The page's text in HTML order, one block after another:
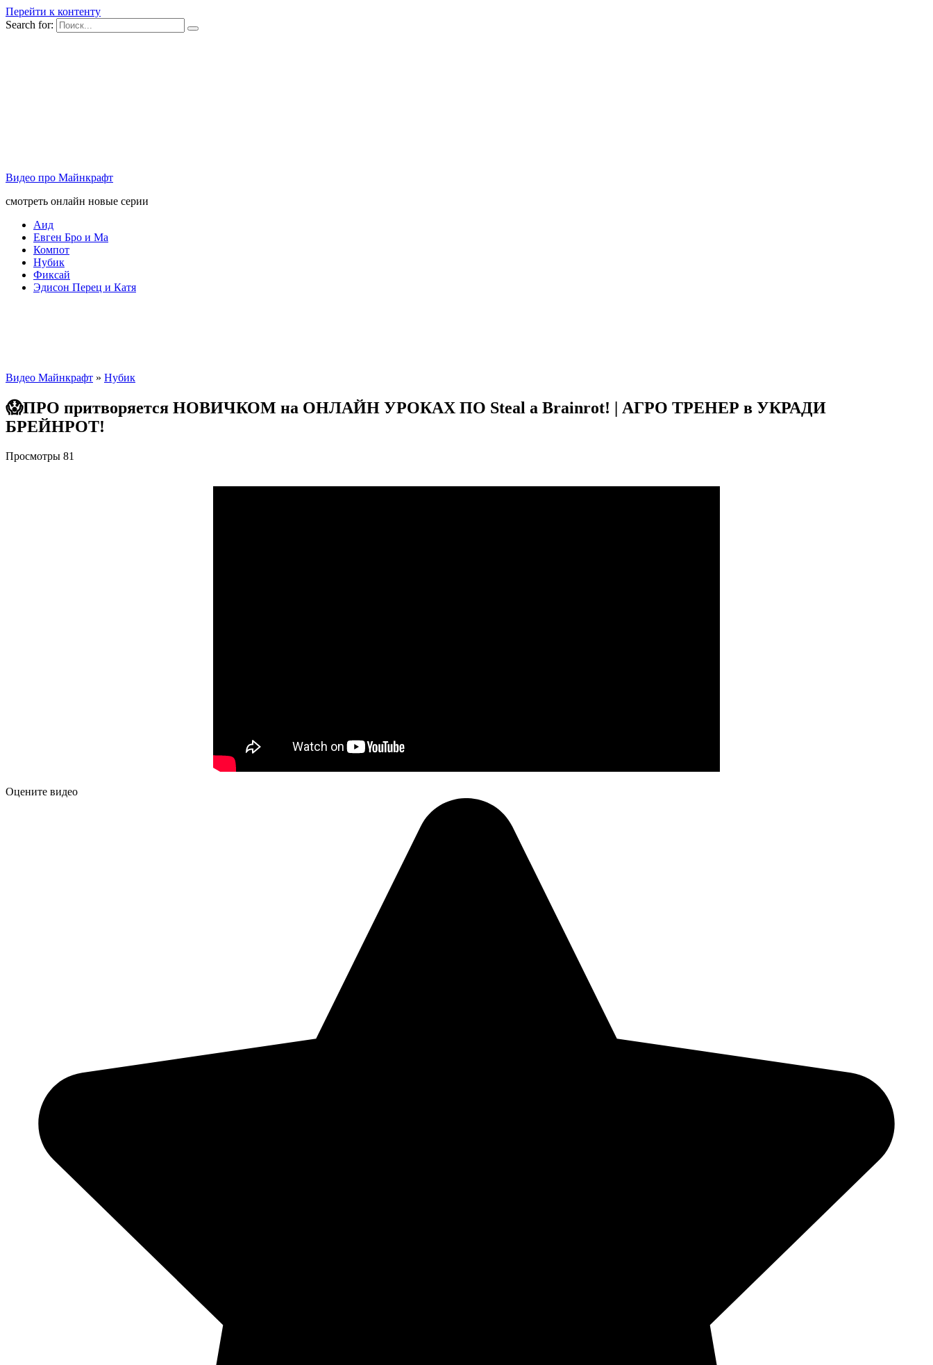
Перейти к контенту
Search for:
Видео про Майнкрафт
смотреть онлайн новые серии
Аид
Евген Бро и Ма
Компот
Нубик
Фиксай
Эдисон Перец и Катя
Видео Майнкрафт » Нубик
😱ПРО притворяется НОВИЧКОМ на ОНЛАЙН УРОКАХ ПО Steal a Brainrot! | АГРО ТРЕНЕР в УКРАДИ
БРЕЙНРОТ!
Просмотры 81
Оцените видео